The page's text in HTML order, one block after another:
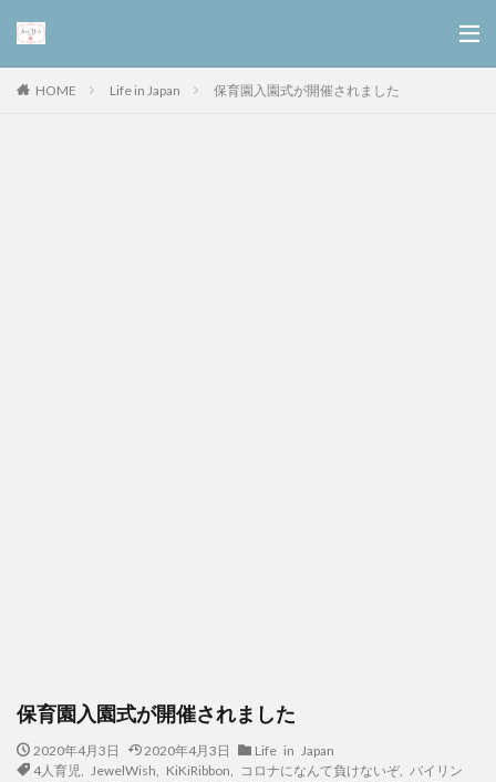
HOME Life in Japan 保育園入園式が開催されました
保育園入園式が開催されました
2020年4月3日 2020年4月3日
Life in Japan
4人育児
JewelWish KiKiRibbon コロナになんて負けないぞ,
バイリン